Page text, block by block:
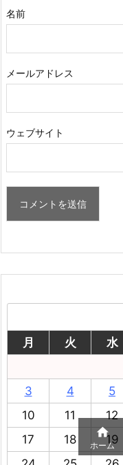
名前
メールアドレス
ウェブサイト
月
火 水
3
4 5
10
11 12
17
18 19

ホーム